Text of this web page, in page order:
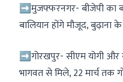
➡मुजफ्फरनगर- बीजेपी का
बालियान होंगे मौजूद,
➡गोरखपुर- सीएम योगी और
भागवत से मिले, 22 मार्च तक